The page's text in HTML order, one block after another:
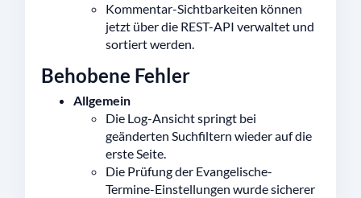
Kommentar-Sichtbarkeiten können
jetzt über die REST-API verwaltet und
sortiert werden.
Behobene Fehler
Allgemein
Die Log-Ansicht springt bei
geänderten Suchfiltern wieder auf die
erste Seite.
Die Prüfung der Evangelische-
Termine-Einstellungen wurde sicherer